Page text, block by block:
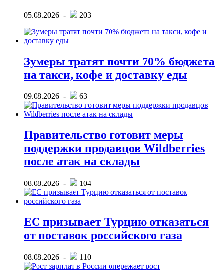
05.08.2026 - 203
Зумеры тратят почти 70% бюджета
на такси, кофе и доставку еды
09.08.2026 - 63
Правительство готовит меры
поддержки продавцов Wildberries
после атак на склады
08.08.2026 - 104
ЕС призывает Турцию отказаться
от поставок российского газа
08.08.2026 - 110